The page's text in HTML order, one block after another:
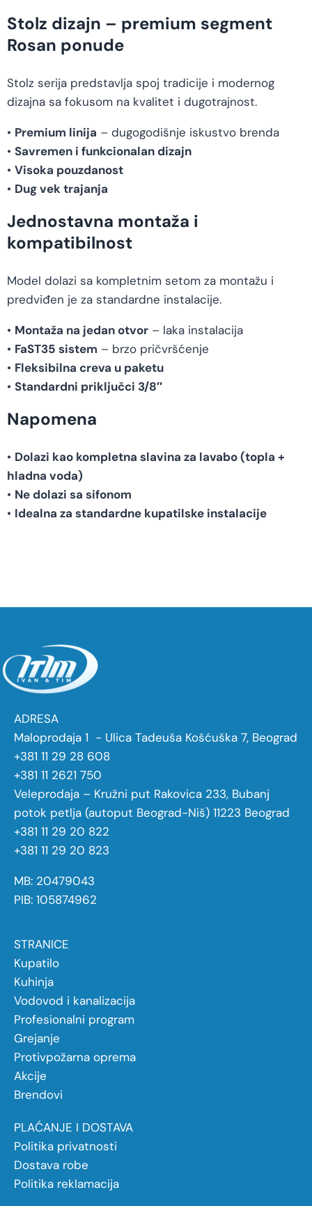
Stolz dizajn – premium segment
Rosan ponude
Stolz serija predstavlja spoj tradicije i modernog
dizajna sa fokusom na kvalitet i dugotrajnost.
• Premium linija – dugogodišnje iskustvo brenda
• Savremen i funkcionalan dizajn
• Visoka pouzdanost
• Dug vek trajanja
Jednostavna montaža i
kompatibilnost
Model dolazi sa kompletnim setom za montažu i
predviđen je za standardne instalacije.
• Montaža na jedan otvor – laka instalacija
• FaST35 sistem – brzo pričvršćenje
• Fleksibilna creva u paketu
• Standardni priključci 3/8″
Napomena
• Dolazi kao kompletna slavina za lavabo (topla +
hladna voda)
• Ne dolazi sa sifonom
• Idealna za standardne kupatilske instalacije
ADRESA
Maloprodaja 1 - Ulica Tadeuša Košćuška 7, Beograd
+381 11 29 28 608
+381 11 2621 750
Veleprodaja – Kružni put Rakovica 233, Bubanj
potok petlja (autoput Beograd-Niš) 11223 Beograd
+381 11 29 20 822
+381 11 29 20 823
MB: 20479043
PIB: 105874962
STRANICE
Kupatilo
Kuhinja
Vodovod i kanalizacija
Profesionalni program
Grejanje
Protivpožarna oprema
Akcije
Brendovi
PLAĆANJE I DOSTAVA
Politika privatnosti
Dostava robe
Politika reklamacija